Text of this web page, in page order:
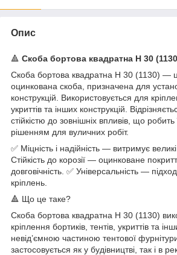
Опис
🔺 Скоба бортова квадратна Н 30
Скоба бортова квадратна Н 30 (1130) —
оцинкована скоба, призначена для
конструкцій. Використовується для
укриттів та інших конструкцій.
стійкістю до зовнішніх впливів, що робить
рішенням для вуличних робіт.
✅ Міцність і надійність — витримує
Стійкість до корозії — оцинковане
довговічність. ✅ Універсальність —
кріплень.
🔺 Що це таке?
Скоба бортова квадратна Н 30 (1130)
кріплення бортиків, тентів, укриттів та
невід’ємною частиною тентової
застосовується як у будівництві, так і в